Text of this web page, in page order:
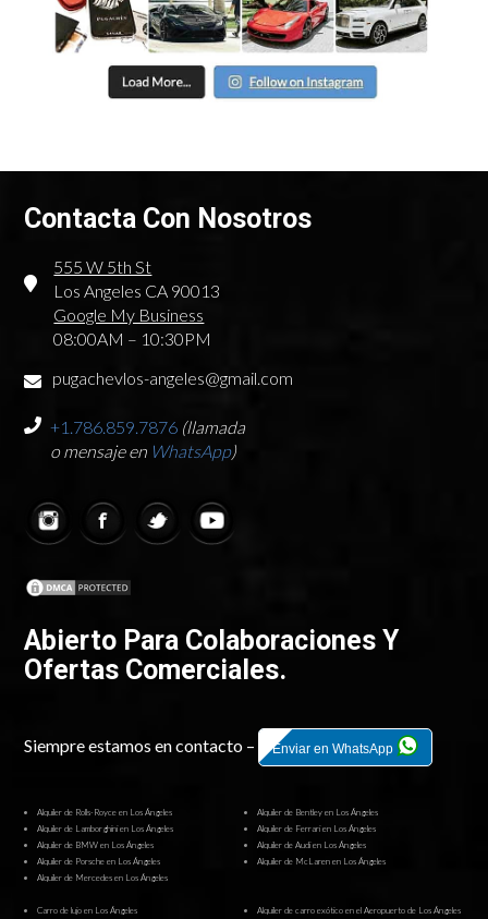
Contacta Con Nosotros
555 W 5th St
Los Angeles CA 90013
Google My Business
08:00AM – 10:30PM
pugachevlos-angeles@gmail.com
+1.786.859.7876 (llamada
o mensaje en WhatsApp)
Abierto Para Colaboraciones Y
Ofertas Comerciales.
Siempre estamos en contacto – Enviar en WhatsApp
Alquiler de Rolls-Royce en Los Ángeles
Alquiler de Bentley en Los Ángeles
Alquiler de Lamborghini en Los Ángeles
Alquiler de Ferrari en Los Ángeles
Alquiler de BMW en Los Ángeles
Alquiler de Audi en Los Ángeles
Alquiler de Porsche en Los Ángeles
Alquiler de McLaren en Los Ángeles
Alquiler de Mercedes en Los Ángeles
Carro de lujo en Los Ángeles
Alquiler de carro exótico en el Aeropuerto de Los Ángeles